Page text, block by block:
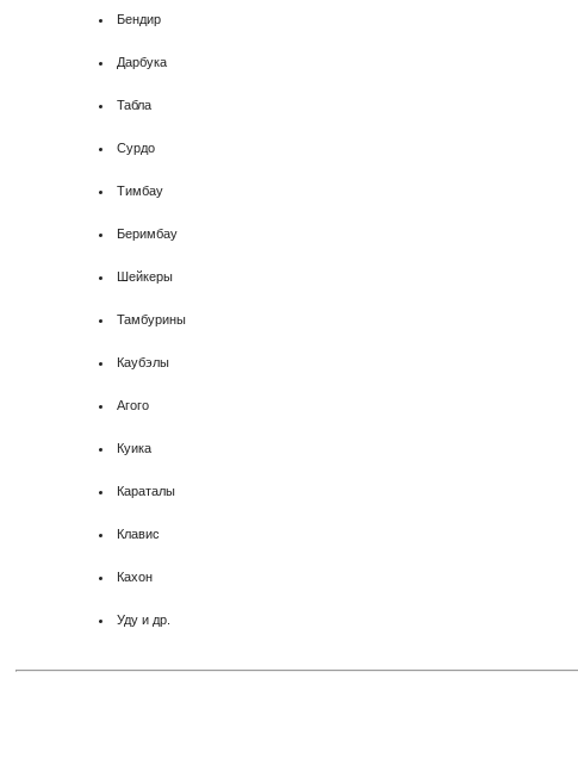
Бендир
Дарбука
Табла
Сурдо
Тимбау
Беримбау
Шейкеры
Тамбурины
Каубэлы
Агого
Куика
Караталы
Клавис
Кахон
Уду и др.